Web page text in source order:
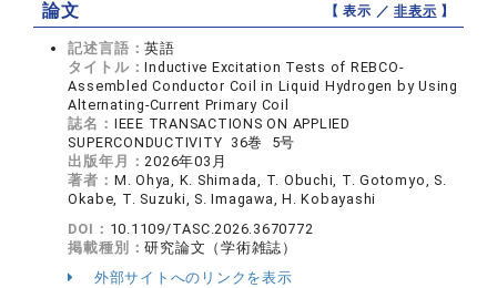
論文 【 表示 ／非表示 】
記述言語：英語
タイトル：Inductive Excitation Tests of REBCO-
Assembled Conductor Coil in Liquid Hydrogen by Using
Alternating-Current Primary Coil
誌名： IEEE TRANSACTIONS ON APPLIED
SUPERCONDUCTIVITY 36巻 5号
出版年月：2026年03月
著者： M. Ohya, K. Shimada, T. Obuchi, T. Gotomyo, S.
Okabe, T. Suzuki, S. Imagawa, H. Kobayashi
DOI： 10.1109/TASC.2026.3670772
掲載種別：研究論文（学術雑誌）
外部サイトへのリンクを表示